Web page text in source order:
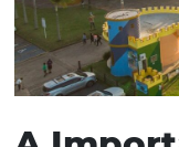
Com a chegada
também tende a
também contribui